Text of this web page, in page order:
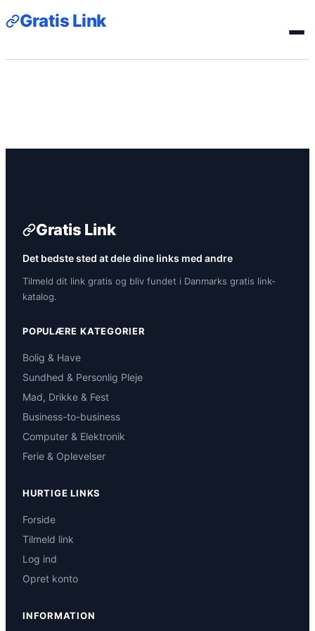
Gratis Link
Gratis Link
Det bedste sted at dele dine links med andre
Tilmeld dit link gratis og bliv fundet i Danmarks gratis link-
katalog.
POPULÆRE KATEGORIER
Bolig & Have
Sundhed & Personlig Pleje
Mad, Drikke & Fest
Business-to-business
Computer & Elektronik
Ferie & Oplevelser
HURTIGE LINKS
Forside
Tilmeld link
Log ind
Opret konto
INFORMATION